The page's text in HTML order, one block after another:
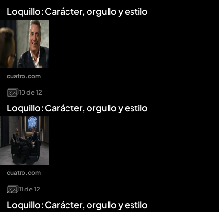
Loquillo: Carácter, orgullo y estilo
10de12
Loquillo: Carácter, orgullo y estilo
cuatro.com
11de12
Loquillo: Carácter, orgullo y estilo
cuatro.com